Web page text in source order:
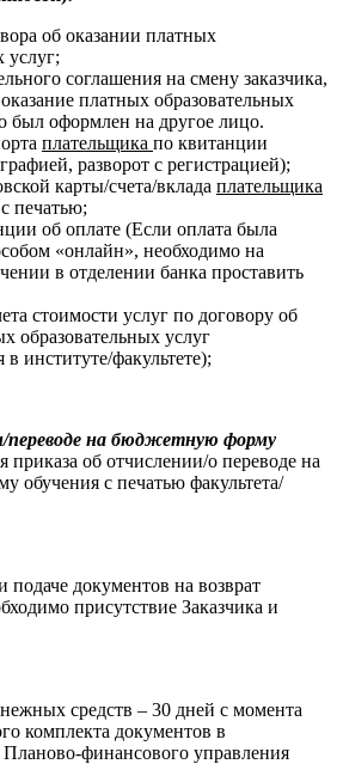
об оказании платных
услуг;
соглашения на смену заказчика,
платных образовательных
был оформлен на другое лицо.
плательщика по квитанции
разворот с регистрацией);
карты/счета/вклада плательщика
печатью;
об оплате (Если оплата была
«онлайн», необходимо на
в отделении банка проставить
стоимости услуг по договору об
образовательных услуг
в институте/факультете);
переводе на бюджетную форму
приказа об отчислении/о переводе на
обучения с печатью факультета/
подаче документов на возврат
присутствие Заказчика и
средств – 30 дней с момента
комплекта документов в
финансового управления